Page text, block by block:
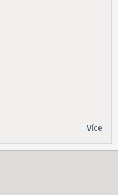
Více